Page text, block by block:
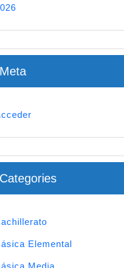
Meta
Categories
Elemental
Media